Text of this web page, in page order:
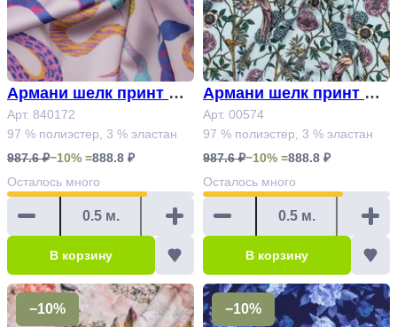
Армани шелк принт Ар
т. 840172
Арт. 840172
97 % полиэстер, 3 % эластан
987.6 ₽−10% =888.8 ₽
Осталось много
В корзину
Армани шелк принт Ар
т. 00574
Арт. 00574
97 % полиэстер, 3 % эластан
987.6 ₽−10% =888.8 ₽
Осталось много
В корзину
−10% −10%